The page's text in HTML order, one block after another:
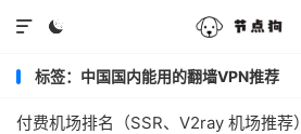


标签：中国国内能用的翻墙VPN推荐
付费机场排名（SSR、V2ray 机场推荐）